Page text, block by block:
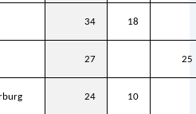
34 18
27 25
24 10